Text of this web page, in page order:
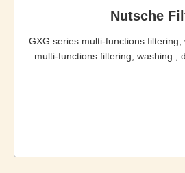
GXG series multi-functions
multi-functions filtering, washing ,